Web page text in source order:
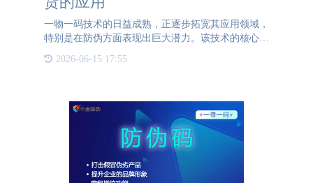
一物一码技术的日益成熟，正逐步拓宽其应用领域，
特别是在防伪方面表现出巨大潜力。该技术的核心在
于为每一件产品赋予独一无二的防伪码，从而实现对
产品全生命周期的精准追踪和记录。通过一物一码技
2026-06-15 17:55